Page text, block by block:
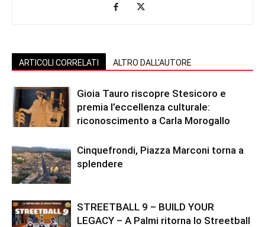
ARTICOLI CORRELATI ALTRO DALL'AUTORE
Gioia Tauro riscopre Stesicoro e
premia l’eccellenza culturale:
riconoscimento a Carla Morogallo
Cinquefrondi, Piazza Marconi torna a
splendere
STREETBALL 9 – BUILD YOUR
LEGACY – A Palmi ritorna lo Streetball